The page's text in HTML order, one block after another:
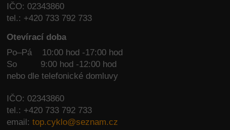
IČO: 02343860
tel.: +420 733 792 733
Otevírací doba
Po–Pá 10:00 hod -17:00 hod
So
9:00 hod -12:00 hod
nebo dle telefonické domluvy
IČO: 02343860
tel.: +420 733 792 733
email:top.cyklo@seznam.cz